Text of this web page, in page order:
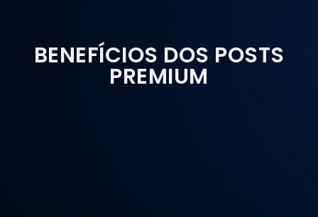
BENEFÍCIOS DOS POSTS
PREMIUM